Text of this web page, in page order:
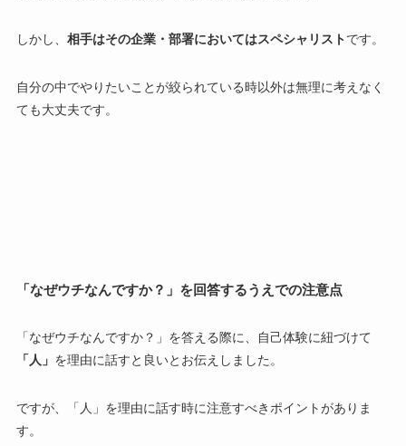
しかし、 相手はその企業・部署においてはスペシャリストです。
自分の中でやりたいことが絞られている時以外は無理に考えなく
ても大丈夫です。
「なぜウチなんですか？」を回答するうえでの注意点
「なぜウチなんですか？」を答える際に、自己体験に紐づけて
「人」 を理由に話すと良いとお伝えしました。
ですが、「人」を理由に話す時に注意すべきポイントがありま
す。